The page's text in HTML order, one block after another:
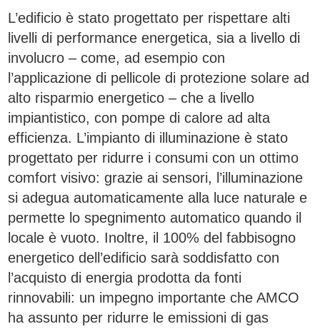
L’edificio è stato progettato per rispettare alti
livelli di performance energetica, sia a livello di
involucro – come, ad esempio con
l’applicazione di pellicole di protezione solare ad
alto risparmio energetico – che a livello
impiantistico, con pompe di calore ad alta
efficienza. L’impianto di illuminazione è stato
progettato per ridurre i consumi con un ottimo
comfort visivo: grazie ai sensori, l’illuminazione
si adegua automaticamente alla luce naturale e
permette lo spegnimento automatico quando il
locale è vuoto. Inoltre, il 100% del fabbisogno
energetico dell’edificio sarà soddisfatto con
l’acquisto di energia prodotta da fonti
rinnovabili: un impegno importante che AMCO
ha assunto per ridurre le emissioni di gas